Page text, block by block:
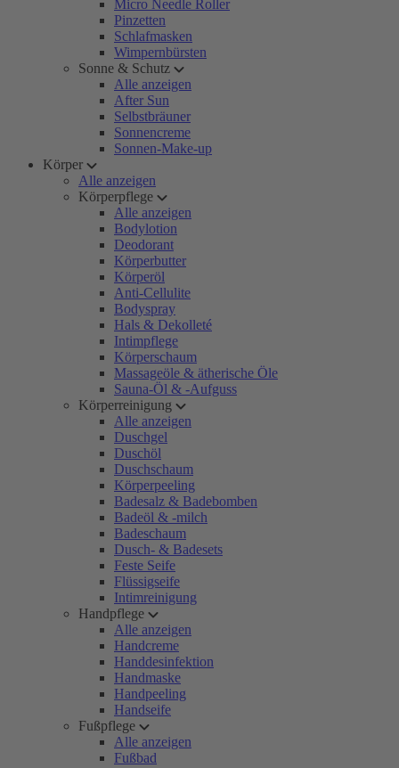
Micro Needle Roller
Pinzetten
Schlafmasken
Wimpernbürsten
Sonne & Schutz
Alle anzeigen
After Sun
Selbstbräuner
Sonnencreme
Sonnen-Make-up
Körper
Alle anzeigen
Körperpflege
Alle anzeigen
Bodylotion
Deodorant
Körperbutter
Körperöl
Anti-Cellulite
Bodyspray
Hals & Dekolleté
Intimpflege
Körperschaum
Massageöle & ätherische Öle
Sauna-Öl & -Aufguss
Körperreinigung
Alle anzeigen
Duschgel
Duschöl
Duschschaum
Körperpeeling
Badesalz & Badebomben
Badeöl & -milch
Badeschaum
Dusch- & Badesets
Feste Seife
Flüssigseife
Intimreinigung
Handpflege
Alle anzeigen
Handcreme
Handdesinfektion
Handmaske
Handpeeling
Handseife
Fußpflege
Alle anzeigen
Fußbad